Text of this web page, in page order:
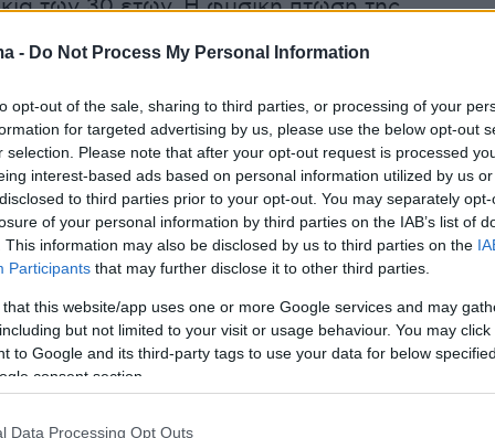
- Do Not Process My Personal Information
opt-out of the sale, sharing to third parties, or processing of your
for targeted advertising by us, please use the below opt-out
selection. Please note that after your opt-out request is processed
interest-based ads based on personal information utilized by us
to third parties prior to your opt-out. You may separately
of your personal information by third parties on the IAB’s list of
This information may also be disclosed by us to third parties on the
Participants that may further disclose it to other third parties.
that this website/app uses one or more Google services and may
but not limited to your visit or usage behaviour. You may
to Google and its third-party tags to use your data for below
consent section.
Data Processing Opt Outs
των 30 ετών. Η φυσική πτώση της
το υπερβολικό στρες και ορισμένα φάρμακα
συμπεριλαμβανομένης της υπερβολικής
αλκοόλ. Έτσι, η ανδρόπαυση είναι μάλλον
ένα σύμπτωμα του τρόπου ζωής και ως εκ
να αντιμετωπιστεί ως τέτοιο.
στο
protothema.gr στο Google Newsκαι μάθετε πρώτοι